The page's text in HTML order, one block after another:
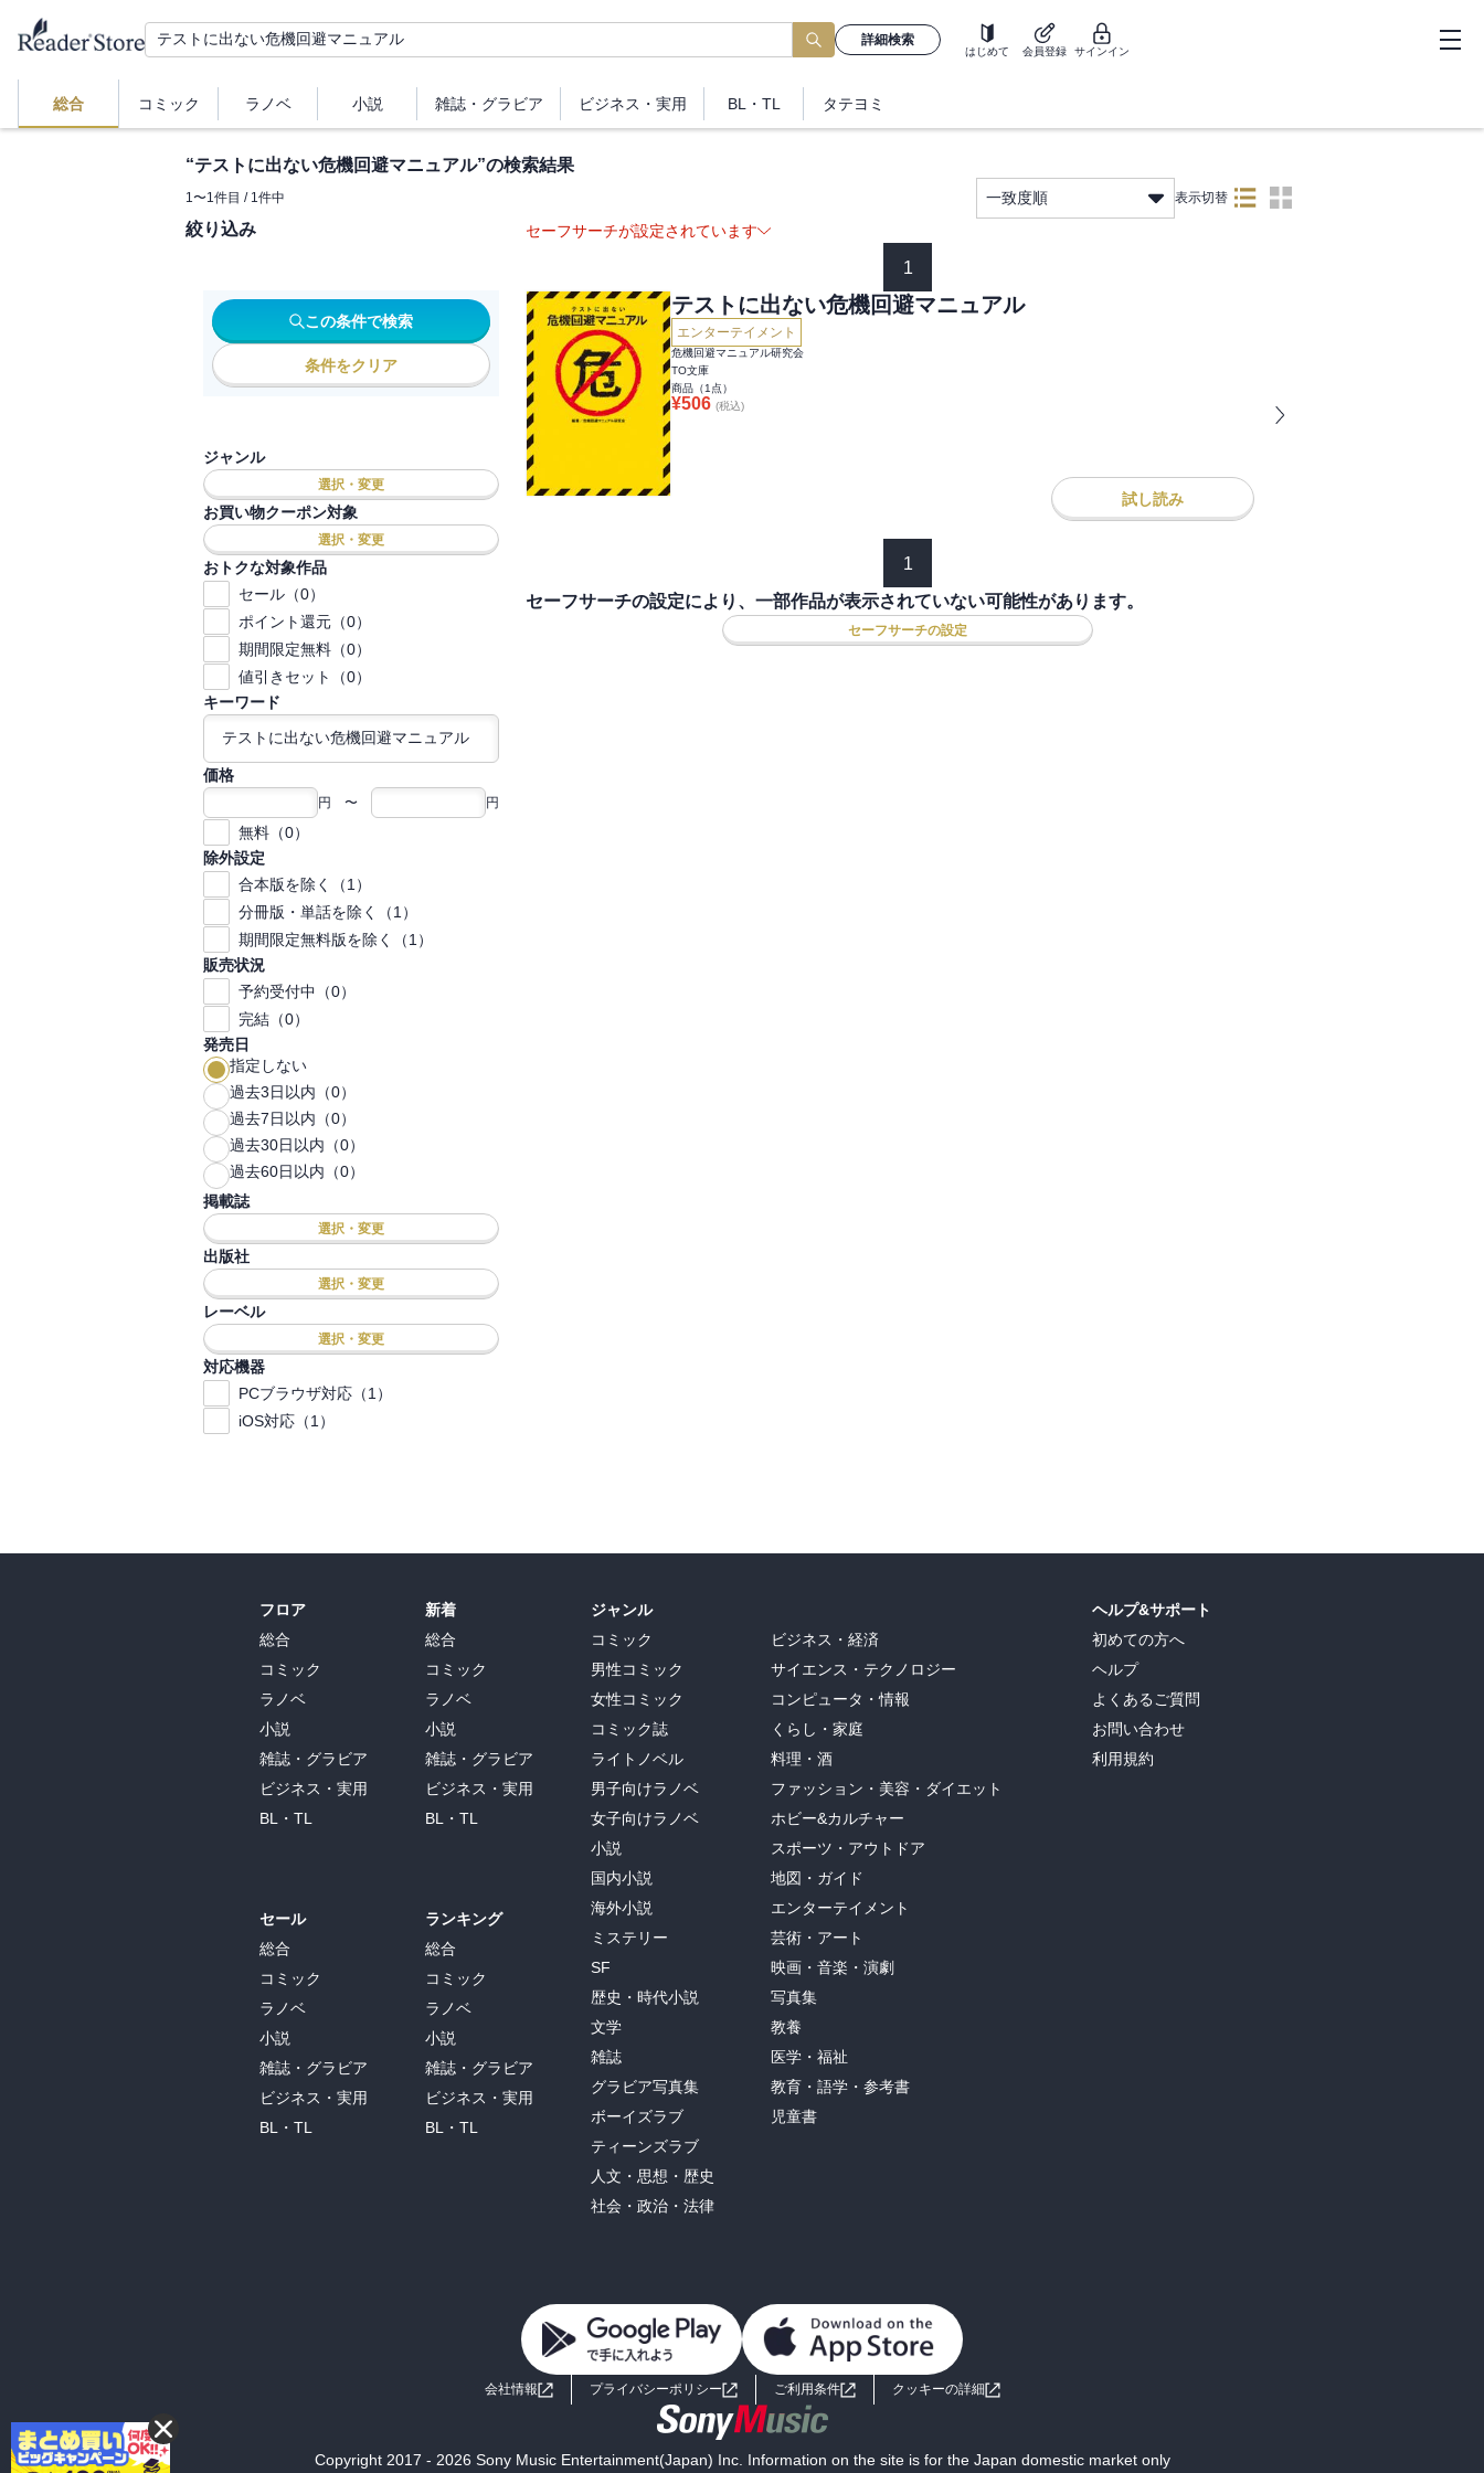
詳細検索
はじめて 会員登録 サインイン
総合 コミック ラノベ 小説 雑誌・ グラビア ビジネス ・実用 BL・TL タテヨミ
“テストに出ない危機回避マニュアル”の検索結果
1〜1件目 / 1件中 一致度順 表示切替
絞り込み
この条件で検索
条件をクリア
ジャンル
選択・変更
お買い物クーポン対象
選択・変更
おトクな対象作品
セール（0）
ポイント還元（0）
期間限定無料（0）
値引きセット（0）
キーワード
価格
円 〜 円
無料（0）
除外設定
合本版を除く（1）
分冊版・単話を除く（1）
期間限定無料版を除く（1）
販売状況
予約受付中（0）
完結（0）
発売日
指定しない
過去3日以内（0）
過去7日以内（0）
過去30日以内（0）
過去60日以内（0）
掲載誌
選択・変更
出版社
選択・変更
レーベル
選択・変更
対応機器
PCブラウザ対応（1）
iOS対応（1）
セーフサーチが設定されています
1
テストに出ない危機回避マニュアル
エンターテイメント
危機回避マニュアル研究会
TO文庫
商品（1 点）
¥506 (税込)
試し読み
1
セーフサーチの設定により、一部作品が表示されていない可能性があります。
セーフサーチの設定
フロア
総合
コミック
ラノベ
小説
雑誌・グラビア
ビジネス・実用
BL・TL
セール
総合
コミック
ラノベ
小説
雑誌・グラビア
ビジネス・実用
BL・TL
新着
総合
コミック
ラノベ
小説
雑誌・グラビア
ビジネス・実用
BL・TL
ランキング
総合
コミック
ラノベ
小説
雑誌・グラビア
ビジネス・実用
BL・TL
ジャンル
コミック
男性コミック
女性コミック
コミック誌
ライトノベル
男子向けラノベ
女子向けラノベ
小説
国内小説
海外小説
ミステリー
SF
歴史・時代小説
文学
雑誌
グラビア写真集
ボーイズラブ
ティーンズラブ
人文・思想・歴史
社会・政治・法律
ビジネス・経済
サイエンス・テクノロジー
コンピュータ・情報
くらし・家庭
料理・酒
ファッション・美容・ダイエット
ホビー&カルチャー
スポーツ・アウトドア
地図・ガイド
エンターテイメント
芸術・アート
映画・音楽・演劇
写真集
教養
医学・福祉
教育・語学・参考書
児童書
ヘルプ&サポート
初めての方へ
ヘルプ
よくあるご質問
お問い合わせ
利用規約
会社情報 プライバシーポリシー ご利用条件 クッキーの詳細
Copyright 2017 - 2026 Sony Music Entertainment(Japan) Inc. Information on the site is for the Japan domestic market only